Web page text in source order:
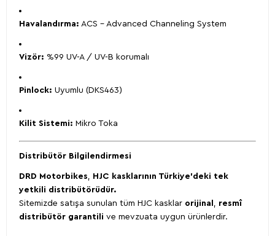
Havalandırma: ACS – Advanced Channeling System
Vizör: %99 UV-A / UV-B korumalı
Pinlock: Uyumlu (DKS463)
Kilit Sistemi: Mikro Toka
Distribütör Bilgilendirmesi
DRD Motorbikes, HJC kasklarının Türkiye’deki tek
yetkili distribütörüdür.
Sitemizde satışa sunulan tüm HJC kasklar orijinal , resmî
distribütör garantili ve mevzuata uygun ürünlerdir.